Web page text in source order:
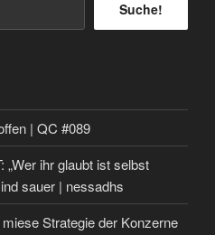
Suche!
| QC #089
„Wer ihr glaubt ist selbst
sauer | nessadhs
Strategie der Konzerne